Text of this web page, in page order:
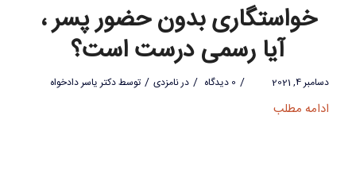
خواستگاری بدون حضور پسر ،
آیا رسمی درست است؟
دسامبر 4, 2021 / 0 دیدگاه / درنامزدی / توسطدکتر یاسر دادخواه
ادامه مطلب